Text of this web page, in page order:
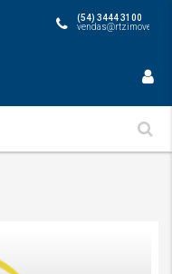
(54) 3444 3100